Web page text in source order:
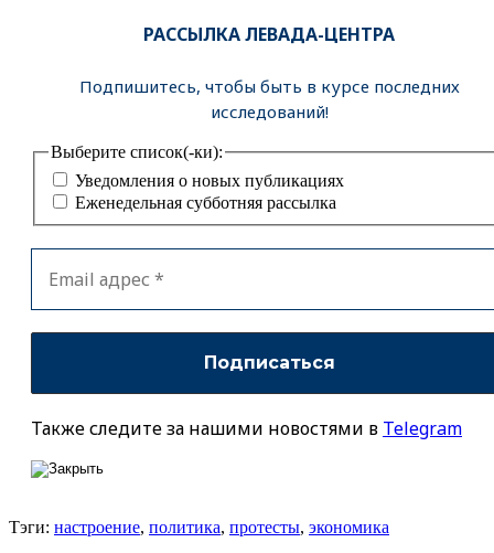
РАССЫЛКА ЛЕВАДА-ЦЕНТРА
Подпишитесь, чтобы быть в курсе последних
исследований!
Выберите список(-ки):
Уведомления о новых публикациях
Еженедельная субботняя рассылка
Также следите за нашими новостями в Telegram
Тэги: настроение, политика, протесты, экономика